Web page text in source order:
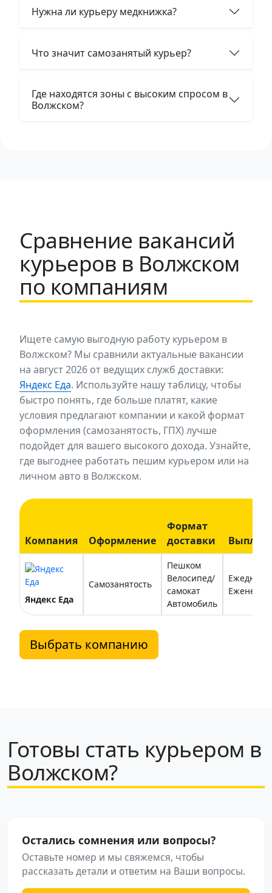
Нужна ли курьеру медкнижка?
Что значит самозанятый курьер?
Где находятся зоны с высоким спросом в
Волжском?
Сравнение вакансий
курьеров в Волжском
по компаниям
Ищете самую выгодную работу курьером в
Волжском? Мы сравнили актуальные вакансии
на август 2026 от ведущих служб доставки:
Яндекс Еда. Используйте нашу таблицу, чтобы
быстро понять, где больше платят, какие
условия предлагают компании и какой формат
оформления (самозанятость, ГПХ) лучше
подойдет для вашего высокого дохода. Узнайте,
где выгоднее работать пешим курьером или на
личном авто в Волжском.
Компания Оформление
Формат
доставки
Яндекс Еда
Самозанятость
Пешком
Велосипед/
самокат
Автомобиль
Выбрать компанию
Готовы стать курьером в
Волжском?
Остались сомнения или вопросы?
Оставьте номер и мы свяжемся, чтобы
рассказать детали и ответим на Ваши вопросы.